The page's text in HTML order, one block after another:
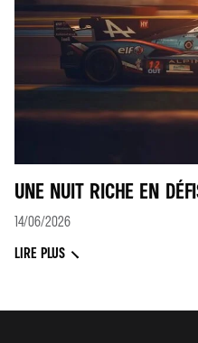
UNE NUIT RICHE EN
14/06/2026
LIRE PLUS